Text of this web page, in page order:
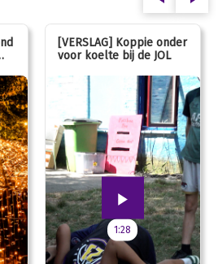
[VERSLAG] Koppie onder
voor koelte bij de JOL
1:28